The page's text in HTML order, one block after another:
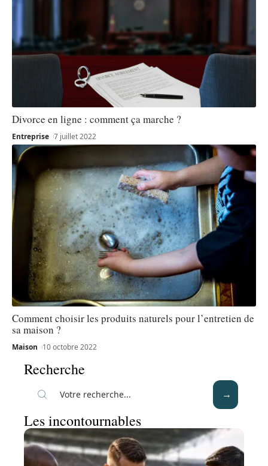
Divorce en ligne : comment ça marche ?
Entreprise 7 juillet 2022
Comment choisir les produits naturels pour l’entretien de
sa maison ?
Maison 10 octobre 2022
Recherche
Les incontournables